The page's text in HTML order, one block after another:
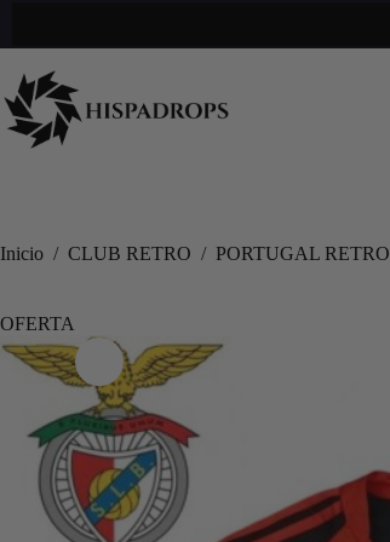
Inicio / CLUB RETRO / PORTUGAL RETRO
OFERTA